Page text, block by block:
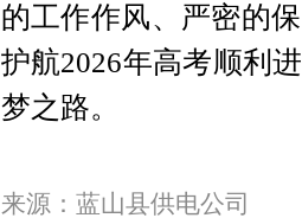
的工作作风、严密的
护航2026年高考顺利
梦之路。
来源：蓝山县供电公司